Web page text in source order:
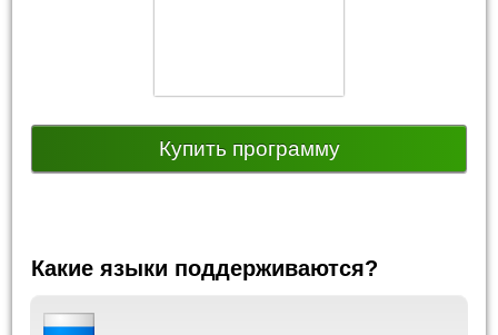
Купить программу
Какие языки поддерживаются?